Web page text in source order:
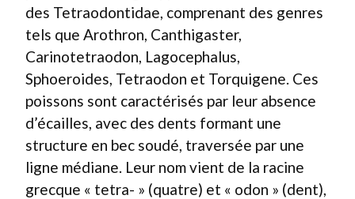
des Tetraodontidae, comprenant des genres
tels que Arothron, Canthigaster,
Carinotetraodon, Lagocephalus,
Sphoeroides, Tetraodon et Torquigene. Ces
poissons sont caractérisés par leur absence
d’écailles, avec des dents formant une
structure en bec soudé, traversée par une
ligne médiane. Leur nom vient de la racine
grecque « tetra- » (quatre) et « odon » (dent),